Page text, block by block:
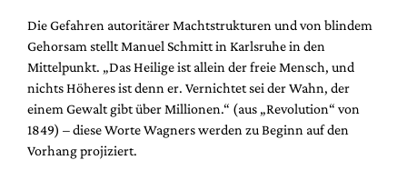
Die Gefahren autoritärer Machtstrukturen und von blindem
Gehorsam stellt Manuel Schmitt in Karlsruhe in den
Mittelpunkt. „Das Heilige ist allein der freie Mensch, und
nichts Höheres ist denn er. Vernichtet sei der Wahn, der
einem Gewalt gibt über Millionen.“ (aus „Revolution“ von
1849) – diese Worte Wagners werden zu Beginn auf den
Vorhang projiziert.